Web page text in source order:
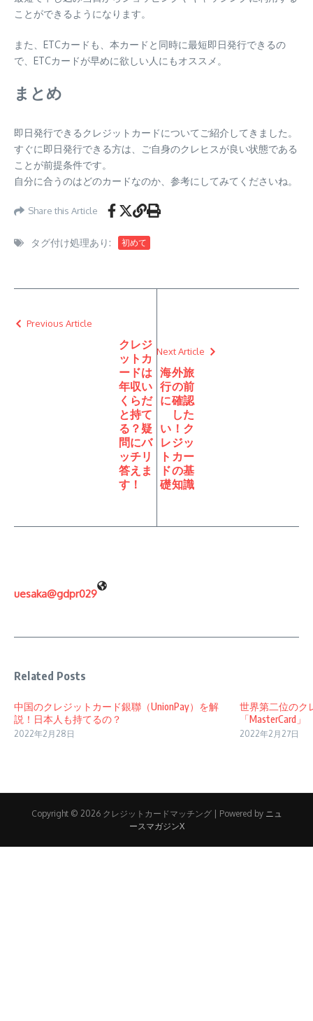
ことができるようになります。
また、ETCカードも、本カードと同時に最短即日発行できるの
で、ETCカードが早めに欲しい人にもオススメ。
まとめ
即日発行できるクレジットカードについてご紹介してきました。
すぐに即日発行できる方は、ご自身のクレヒスが良い状態である
ことが前提条件です。
自分に合うのはどのカードなのか、参考にしてみてくださいね。
Share this Article
タグ付け処理あり: 初めて
Previous Article
クレジ
ットカ
ードは
年収い
くらだ
と持て
る？疑
問にバ
ッチリ
答えま
す！
Next Article
海外旅
行の前
に確認
した
い！ク
レジッ
トカー
ドの基
礎知識
uesaka@gdpr029
Related Posts
中国のクレジットカード銀聯（UnionPay）を解
説！日本人も持てるの？
2022年2月28日
世界第二位のク
「MasterCard」
2022年2月27日
Copyright © 2026 クレジットカードマッチング | Powered by ニュ
ースマガジンX